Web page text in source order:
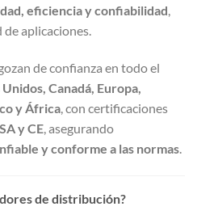
eficiencia y confiabilidad,
aplicaciones.
de confianza en todo el
Unidos, Canadá, Europa,
y África, con certificaciones
y CE, asegurando
y conforme a las normas.
de distribución?